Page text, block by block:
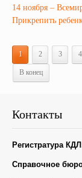
14 ноября –
Прикрепить
1 2 3 4
В конец
Контакты
Регистратура
Справочное